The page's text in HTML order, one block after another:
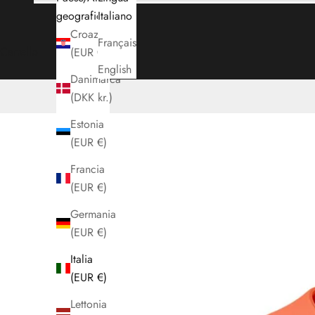
geografica
Croazia
(EUR €)
Danimarca
(DKK kr.)
Estonia
(EUR €)
Francia
(EUR €)
Germania
(EUR €)
Italia
(EUR €)
Lettonia
Italiano
Français
English